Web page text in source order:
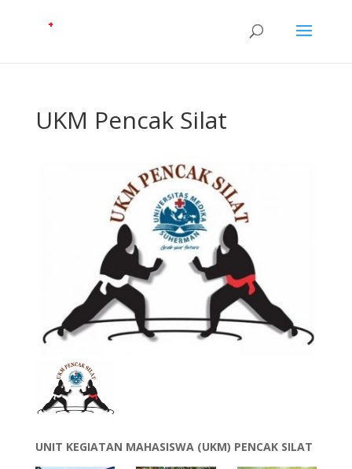
UKM Pencak Silat
UNIT KEGIATAN MAHASISWA (UKM) PENCAK SILAT